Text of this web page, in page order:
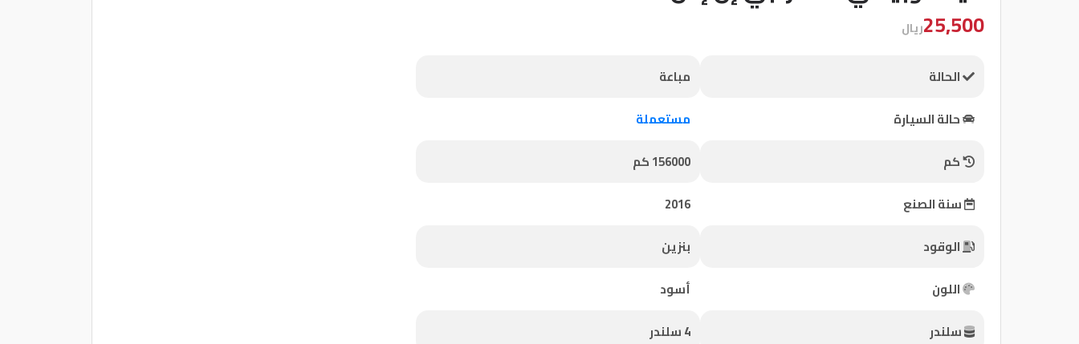
25,500ريال
الحالة
مباعة
حالة السيارة
مستعملة
كم
156000 كم
سنة الصنع
2016
الوقود
بنزين
اللون
أسود
سلندر
4 سلندر